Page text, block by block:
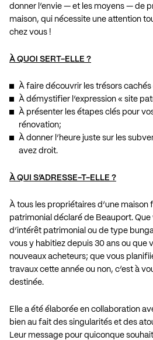
donner l’envie — et les moyens — de
maison, qui nécessite une attention
chez vous !
À QUOI SERT-ELLE ?
À faire découvrir les trésors
À démystifier l’expression « site
À présenter les étapes clés pour
rénovation;
À donner l’heure juste sur les
avez droit.
À QUI S’ADRESSE-T-ELLE ?
À tous les propriétaires d’une
patrimonial déclaré de Beauport.
d’intérêt patrimonial ou de type
vous y habitiez depuis 30 ans ou que
nouveaux acheteurs; que vous
travaux cette année ou non, c’est à
destinée.
Elle a été élaborée en collaboration
bien au fait des singularités et des
Leur message pour quiconque